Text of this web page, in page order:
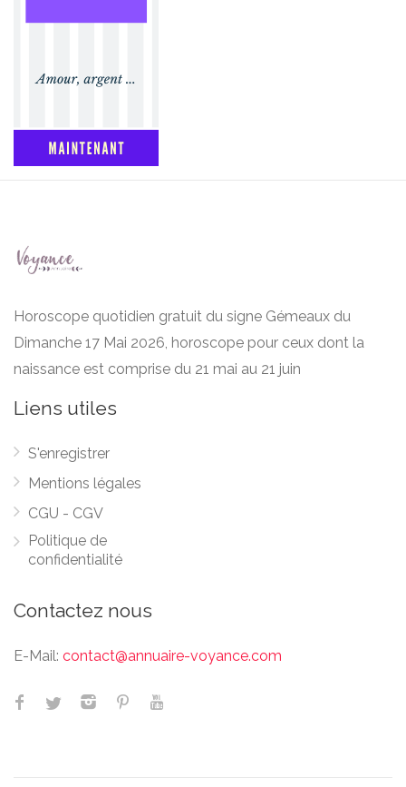
Horoscope quotidien gratuit du signe Gémeaux du
Dimanche 17 Mai 2026, horoscope pour ceux dont la
naissance est comprise du 21 mai au 21 juin
Liens utiles
S'enregistrer
Mentions légales
CGU - CGV
Politique de
confidentialité
Contactez nous
E-Mail: contact@annuaire-voyance.com